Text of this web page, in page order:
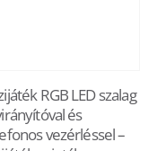
RGB LED szalag
és
vezérléssel –